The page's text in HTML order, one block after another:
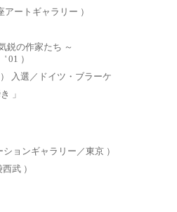
ートギャラリー ）
鋭の作家たち ～
01 ）
入選／ドイツ・ブラーケ
」
ョンギャラリー／東京 ）
武 ）